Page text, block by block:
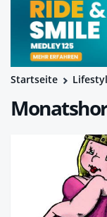
Startseite